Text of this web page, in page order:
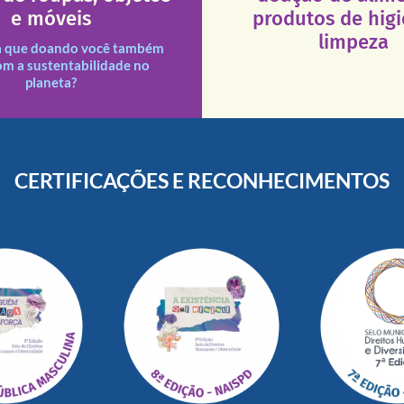
e móveis
que doando você também
a sustentabilidade no
planeta?
doações recebidas são
e divididas entre nossas
assim como outras
necessitadas.
produtos de
limpeza
Esses tipos de produtos
necessários em nossas
CERTIFICAÇÕES E RECONHECIMENTOS